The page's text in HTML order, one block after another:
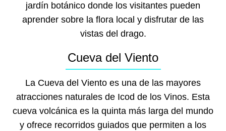
jardín botánico donde los visitantes pueden
aprender sobre la flora local y disfrutar de las
vistas del drago.
Cueva del Viento
La Cueva del Viento es una de las mayores
atracciones naturales de Icod de los Vinos. Esta
cueva volcánica es la quinta más larga del mundo
y ofrece recorridos guiados que permiten a los